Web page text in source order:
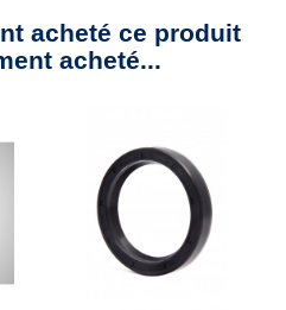
acheté ce produit
acheté...